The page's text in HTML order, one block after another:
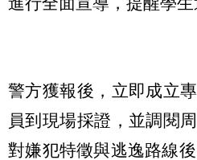
警方獲報後，立即成立
員到現場採證，並調閱
對嫌犯特徵與逃逸路線